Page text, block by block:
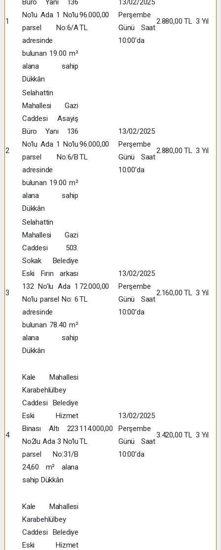
1
Büro Yanı 136
No’lu Ada 1 No’lu
parsel No:6/A
adresinde
bulunan 19.00 m²
alana sahip
Dükkân
96.000,00
TL
13/02/2025
Perşembe
Günü Saat
10:00’da
2.880,00 TL 3 Yıl
2
Selahattin
Mahallesi Gazi
Caddesi Asayiş
Büro Yanı 136
No’lu Ada 1 No’lu
parsel No:6/B
adresinde
bulunan 19.00 m²
alana sahip
Dükkân
96.000,00
TL
13/02/2025
Perşembe
Günü Saat
10:00’da
2.880,00 TL 3 Yıl
3
Selahattin
Mahallesi Gazi
Caddesi 503.
Sokak Belediye
Eski Fırın arkası
132 No’lu Ada 1
No’lu parsel No: 6
adresinde
bulunan 78.40 m²
alana sahip
Dükkân
72.000,00
TL
13/02/2025
Perşembe
Günü Saat
10:00’da
2.160,00 TL 3 Yıl
4
Kale Mahallesi
Karabehlülbey
Caddesi Belediye
Eski Hizmet
Binası Altı 223
No2lu Ada 3 No’lu
parsel No:31/B
24,60 m² alana
sahip Dükkân
114.000,00
TL
13/02/2025
Perşembe
Günü Saat
10:00’da
3.420,00 TL 3 Yıl
Kale Mahallesi
Karabehlülbey
Caddesi Belediye
Eski Hizmet